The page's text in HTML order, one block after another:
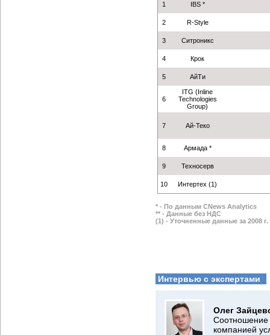
1 IBS *
2 R-Style
3 Ситроникс
4 Крок
5 АйТи
6
ITG (Inline
Technologies
Group)
7 Ай-Теко
8 Армада *
9 Техносерв
10 Интертех (1)
* - По данным CNews Analytics
** - Данные без НДС
(1) - Уточненные данные за 2008 г.
Интервью с экспертами
Олег
Соотношение
компанией